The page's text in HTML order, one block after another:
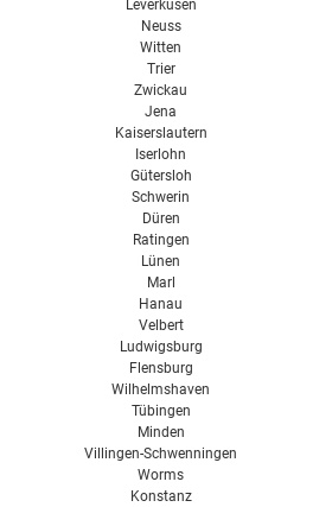
Leverkusen
Neuss
Witten
Trier
Zwickau
Jena
Kaiserslautern
Iserlohn
Gütersloh
Schwerin
Düren
Ratingen
Lünen
Marl
Hanau
Velbert
Ludwigsburg
Flensburg
Wilhelmshaven
Tübingen
Minden
Villingen-Schwenningen
Worms
Konstanz